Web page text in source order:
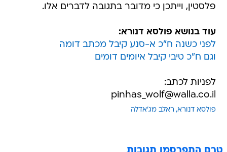
פלסטין, וייתכן כי מדובר בתגובה לדברים אלו.
עוד בנושא פולסא דנורא:
לפני כשנה ח"כ א-סנע קיבל מכתב דומה
וגם ח"כ טיבי קיבל איומים דומים
לפניות לכתב:
pinhas_wolf@walla.co.il
פולסא דנורא ראלב מג'אדלה